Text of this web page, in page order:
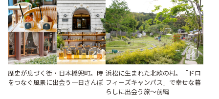
歴史が息づく街・日本橋兜町。時
をつなぐ風景に出会う一日さんぽ
浜松に生まれた北欧の村。「ドロ
フィーズキャンパス」で幸せな暮
らしに出会う旅～前編